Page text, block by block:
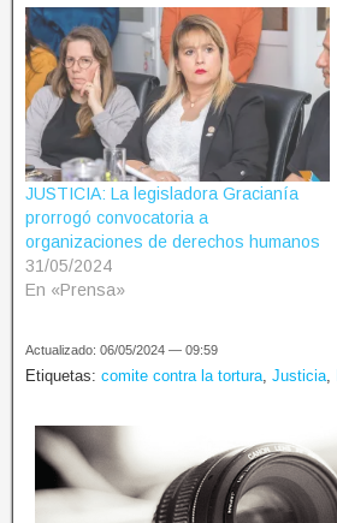
JUSTICIA: La legisladora Gracianía
prorrogó convocatoria a
organizaciones de derechos humanos
31/05/2024
En «Prensa»
Actualizado: 06/05/2024 — 09:59
Etiquetas: comite contra la tortura, Justicia,